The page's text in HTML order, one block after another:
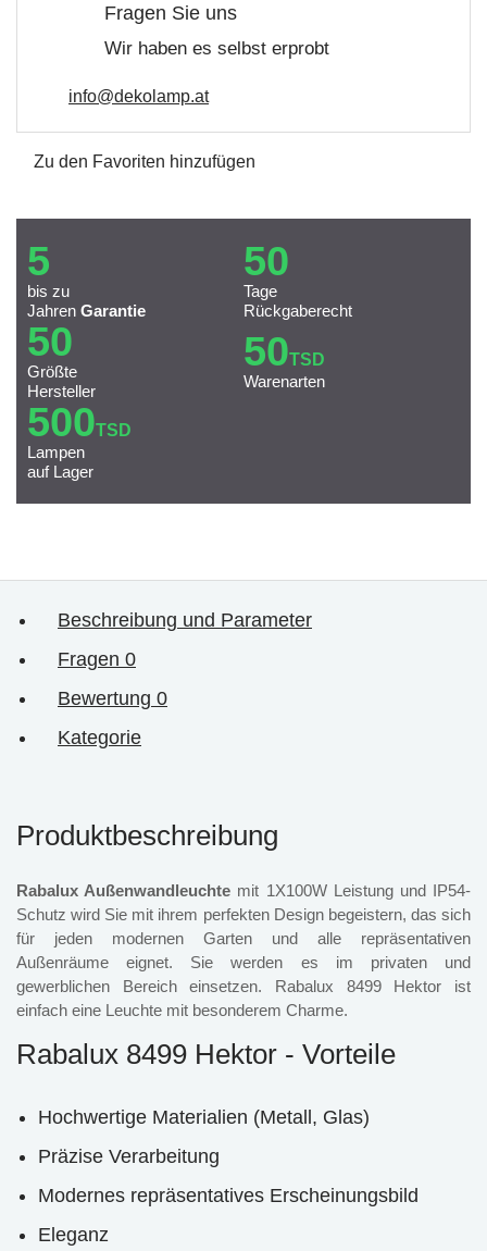
Fragen Sie uns
Wir haben es selbst erprobt
info@dekolamp.at
Zu den Favoriten hinzufügen
5
bis zu
Jahren Garantie
50
Tage
Rückgaberecht
50
Größte
Hersteller
50TSD
Warenarten
500TSD
Lampen
auf Lager
Beschreibung und Parameter
Fragen 0
Bewertung 0
Kategorie
Produktbeschreibung
Rabalux Außenwandleuchte mit 1X100W Leistung und IP54-
Schutz wird Sie mit ihrem perfekten Design begeistern, das sich
für jeden modernen Garten und alle repräsentativen
Außenräume eignet. Sie werden es im privaten und
gewerblichen Bereich einsetzen. Rabalux 8499 Hektor ist
einfach eine Leuchte mit besonderem Charme.
Rabalux 8499 Hektor - Vorteile
Hochwertige Materialien (Metall, Glas)
Präzise Verarbeitung
Modernes repräsentatives Erscheinungsbild
Eleganz